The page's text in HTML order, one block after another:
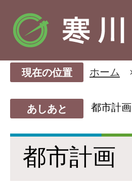
現在の位置 ホーム
あしあと 都市計画
都市計画